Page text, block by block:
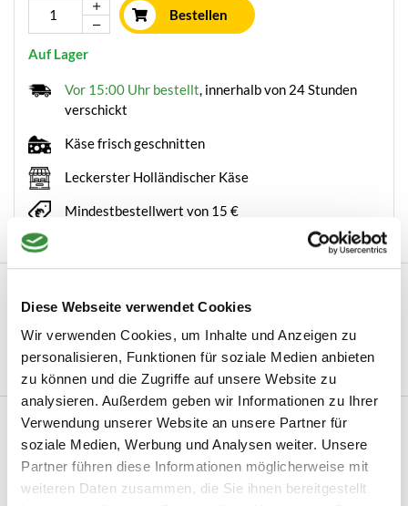
Diese Webseite verwendet Cookies
Wir verwenden Cookies, um Inhalte und Anzeigen zu
personalisieren, Funktionen für soziale Medien anbieten
zu können und die Zugriffe auf unsere Website zu
analysieren. Außerdem geben wir Informationen zu Ihrer
Verwendung unserer Website an unsere Partner für
soziale Medien, Werbung und Analysen weiter. Unsere
Partner führen diese Informationen möglicherweise mit
weiteren Daten zusammen, die Sie ihnen bereitgestellt
Bestellen
Auf Lager
Vor 15:00 Uhr bestellt, innerhalb von 24 Stunden
verschickt
Käse frisch geschnitten
Leckerster Holländischer Käse
Mindestbestellwert von 15 €
authentischer Räucherkäse vom Bauernh...
Mehr lesen
Kundenbewertungen
5 / 5